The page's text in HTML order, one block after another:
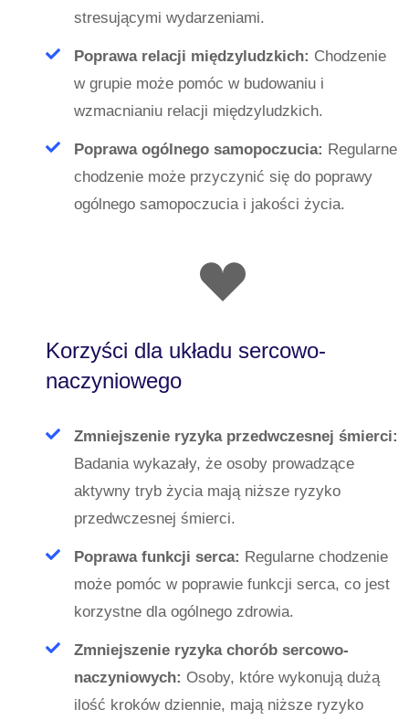
stresującymi wydarzeniami.
Poprawa relacji międzyludzkich: Chodzenie
w grupie może pomóc w budowaniu i
wzmacnianiu relacji międzyludzkich.
Poprawa ogólnego samopoczucia: Regularne
chodzenie może przyczynić się do poprawy
ogólnego samopoczucia i jakości życia.
Korzyści dla układu sercowo-
naczyniowego
Zmniejszenie ryzyka przedwczesnej śmierci:
Badania wykazały, że osoby prowadzące
aktywny tryb życia mają niższe ryzyko
przedwczesnej śmierci.
Poprawa funkcji serca: Regularne chodzenie
może pomóc w poprawie funkcji serca, co jest
korzystne dla ogólnego zdrowia.
Zmniejszenie ryzyka chorób sercowo-
naczyniowych: Osoby, które wykonują dużą
ilość kroków dziennie, mają niższe ryzyko